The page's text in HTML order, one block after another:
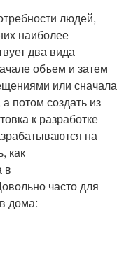
людей,
наиболее
два вида
объем и затем
или сначала
потом создать из
к разработке
на
как
в
часто для
дома: